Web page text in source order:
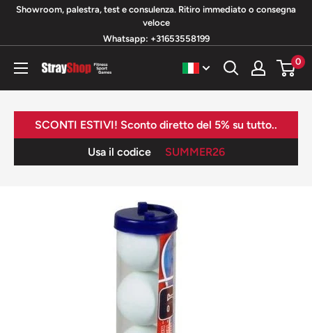
contenuto
Showroom, palestra, test e consulenza. Ritiro immediato o consegna
veloce
Whatsapp: +31653558199
StrayShop
B.V.
0
SCONTI ESTIVI! Sconto diretto del 5% su tutto..
Usa il codice SUMMER26